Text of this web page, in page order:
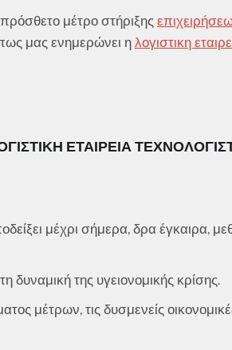
μέτρο στήριξης
μας ενημερώνει ηλογιστικη
ΕΤΑΙΡΕΙΑ
μέχρι σήμερα, δρα έγκαιρα,
της υγειονομικής κρίσης.
μέτρων, τις δυσμενείς